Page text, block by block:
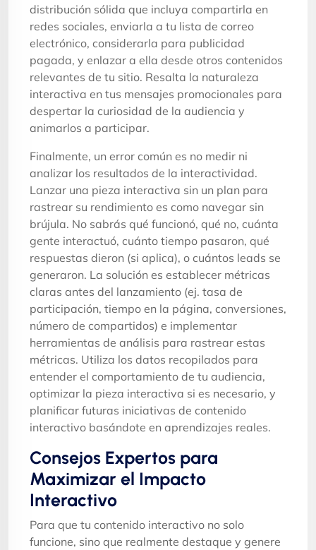
distribución sólida que incluya compartirla en
redes sociales, enviarla a tu lista de correo
electrónico, considerarla para publicidad
pagada, y enlazar a ella desde otros contenidos
relevantes de tu sitio. Resalta la naturaleza
interactiva en tus mensajes promocionales para
despertar la curiosidad de la audiencia y
animarlos a participar.
Finalmente, un error común es no medir ni
analizar los resultados de la interactividad.
Lanzar una pieza interactiva sin un plan para
rastrear su rendimiento es como navegar sin
brújula. No sabrás qué funcionó, qué no, cuánta
gente interactuó, cuánto tiempo pasaron, qué
respuestas dieron (si aplica), o cuántos leads se
generaron. La solución es establecer métricas
claras antes del lanzamiento (ej. tasa de
participación, tiempo en la página, conversiones,
número de compartidos) e implementar
herramientas de análisis para rastrear estas
métricas. Utiliza los datos recopilados para
entender el comportamiento de tu audiencia,
optimizar la pieza interactiva si es necesario, y
planificar futuras iniciativas de contenido
interactivo basándote en aprendizajes reales.
Consejos Expertos para
Maximizar el Impacto
Interactivo
Para que tu contenido interactivo no solo
funcione, sino que realmente destaque y genere